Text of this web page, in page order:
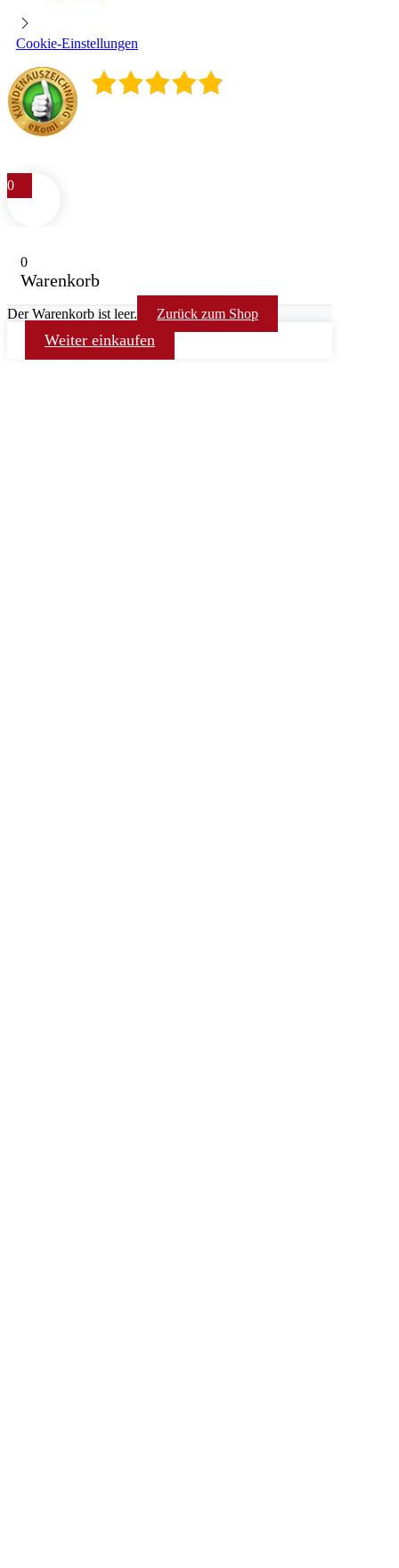
Cookie-Einstellungen
0
0
Warenkorb
Der Warenkorb ist leer. Zurück zum Shop
Weiter einkaufen